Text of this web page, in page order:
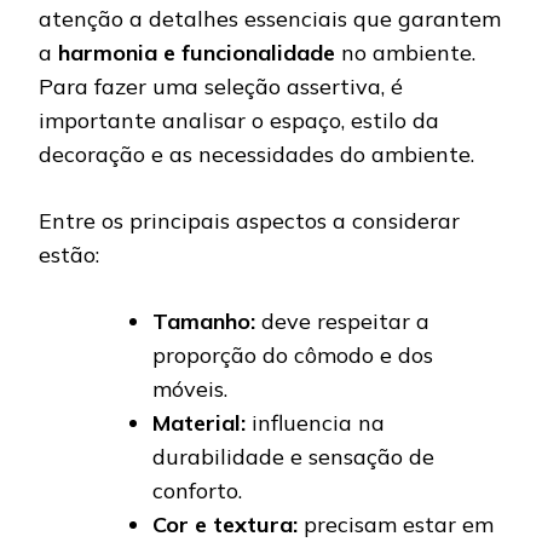
atenção a detalhes essenciais que garantem
a harmonia e funcionalidade no ambiente.
Para fazer uma seleção assertiva, é
importante analisar o espaço, estilo da
decoração e as necessidades do ambiente.
Entre os principais aspectos a considerar
estão:
Tamanho: deve respeitar a
proporção do cômodo e dos
móveis.
Material: influencia na
durabilidade e sensação de
conforto.
Cor e textura: precisam estar em